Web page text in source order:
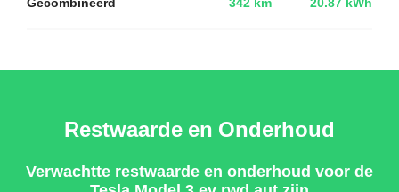
Restwaarde en Onderhoud
Verwachtte restwaarde en onderhoud voor de